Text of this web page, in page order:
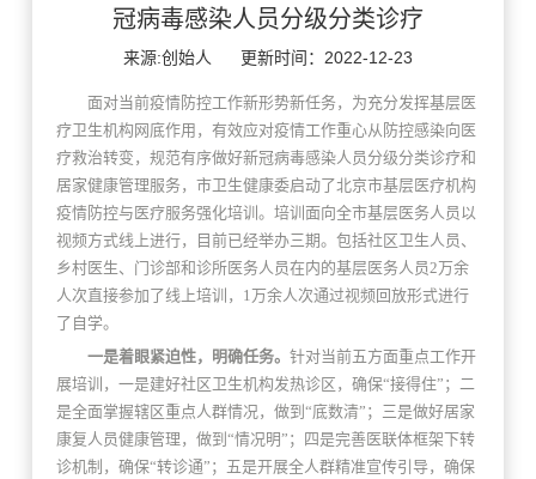
冠病毒感染人员分级分类诊疗
来源:创始人 更新时间：2022-12-23
面对当前疫情防控工作新形势新任务，为充分发挥基层医
疗卫生机构网底作用，有效应对疫情工作重心从防控感染向医
疗救治转变，规范有序做好新冠病毒感染人员分级分类诊疗和
居家健康管理服务，市卫生健康委启动了北京市基层医疗机构
疫情防控与医疗服务强化培训。培训面向全市基层医务人员以
视频方式线上进行，目前已经举办三期。包括社区卫生人员、
乡村医生、门诊部和诊所医务人员在内的基层医务人员2万余
人次直接参加了线上培训，1万余人次通过视频回放形式进行
了自学。
一是着眼紧迫性，明确任务。 针对当前五方面重点工作开
展培训，一是建好社区卫生机构发热诊区，确保“接得住”；二
是全面掌握辖区重点人群情况，做到“底数清”；三是做好居家
康复人员健康管理，做到“情况明”；四是完善医联体框架下转
诊机制，确保“转诊通”；五是开展全人群精准宣传引导，确保